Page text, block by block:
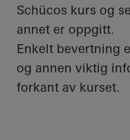
Schücos kurs og
annet er oppgitt.
Enkelt bevertning
og annen viktig
forkant av kurset.